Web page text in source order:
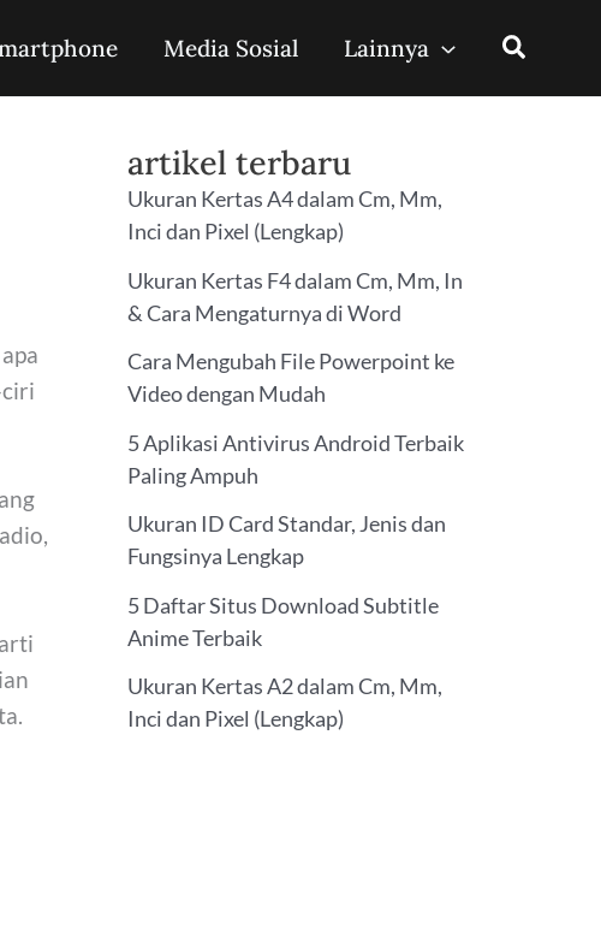
Media Sosial Lainnya
artikel terbaru
Ukuran Kertas A4 dalam Cm, Mm,
Inci dan Pixel (Lengkap)
Ukuran Kertas F4 dalam Cm, Mm, In
& Cara Mengaturnya di Word
Cara Mengubah File Powerpoint ke
Video dengan Mudah
5 Aplikasi Antivirus Android Terbaik
Paling Ampuh
Ukuran ID Card Standar, Jenis dan
Fungsinya Lengkap
5 Daftar Situs Download Subtitle
Anime Terbaik
Ukuran Kertas A2 dalam Cm, Mm,
Inci dan Pixel (Lengkap)